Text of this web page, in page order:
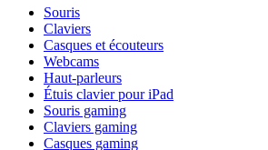
Souris
Claviers
Casques et écouteurs
Webcams
Haut-parleurs
Étuis clavier pour iPad
Souris gaming
Claviers gaming
Casques gaming